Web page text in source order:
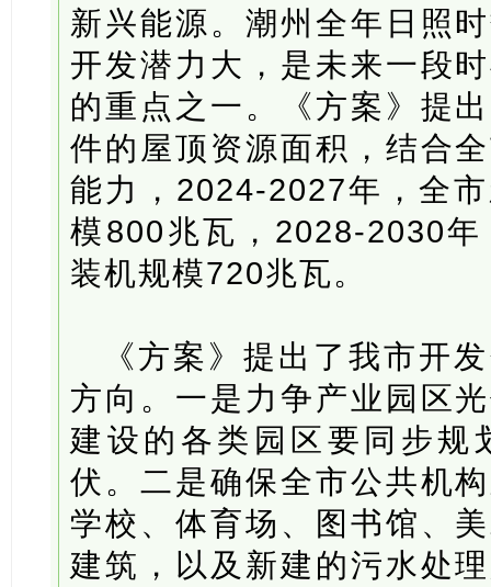
新兴能源。潮州全年日照
开发潜力大，是未来一段
的重点之一。《方案》提
件的屋顶资源面积，结合
能力，2024-2027年，全
模800兆瓦，2028-2030
装机规模720兆瓦。
《方案》提出了我市开
方向。一是力争产业园区
建设的各类园区要同步规
伏。二是确保全市公共机
学校、体育场、图书馆、
建筑，以及新建的污水处